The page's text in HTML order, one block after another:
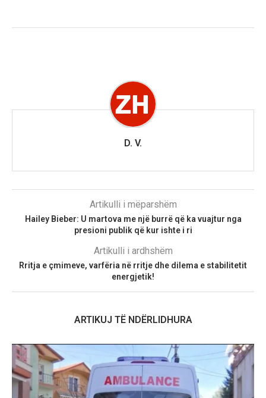
D. V.
Artikulli i mëparshëm
Hailey Bieber: U martova me një burrë që ka vuajtur nga
presioni publik që kur ishte i ri
Artikulli i ardhshëm
Rritja e çmimeve, varfëria në rritje dhe dilema e stabilitetit
energjetik!
ARTIKUJ TË NDËRLIDHURA